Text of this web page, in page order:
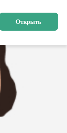
Открыть